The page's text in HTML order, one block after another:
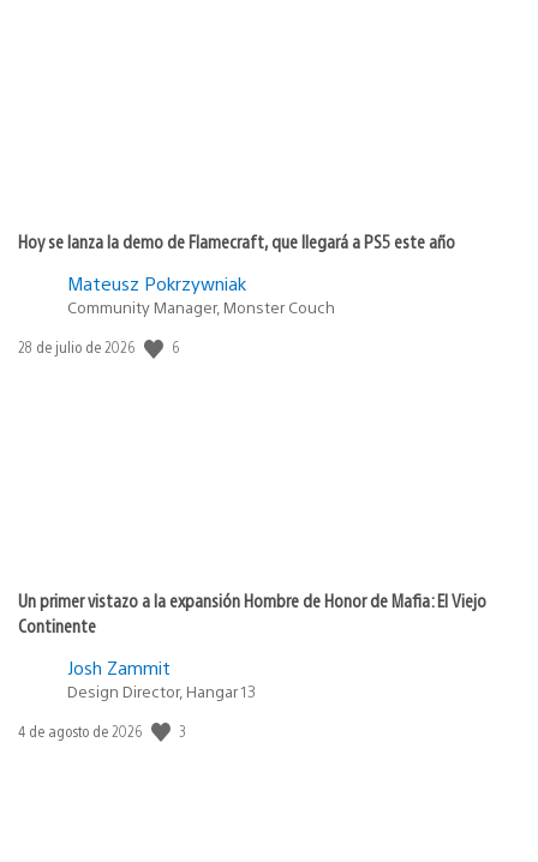
Hoy se lanza la demo de Flamecraft, que llegará a PS5 este año
Mateusz Pokrzywniak
Community Manager, Monster Couch
Fecha
28 de julio de 2026 6
Un primer vistazo a la expansión Hombre de Honor de Mafia: El Viejo
Continente
Josh Zammit
Design Director, Hangar 13
Fecha
4 de agosto de 2026 3